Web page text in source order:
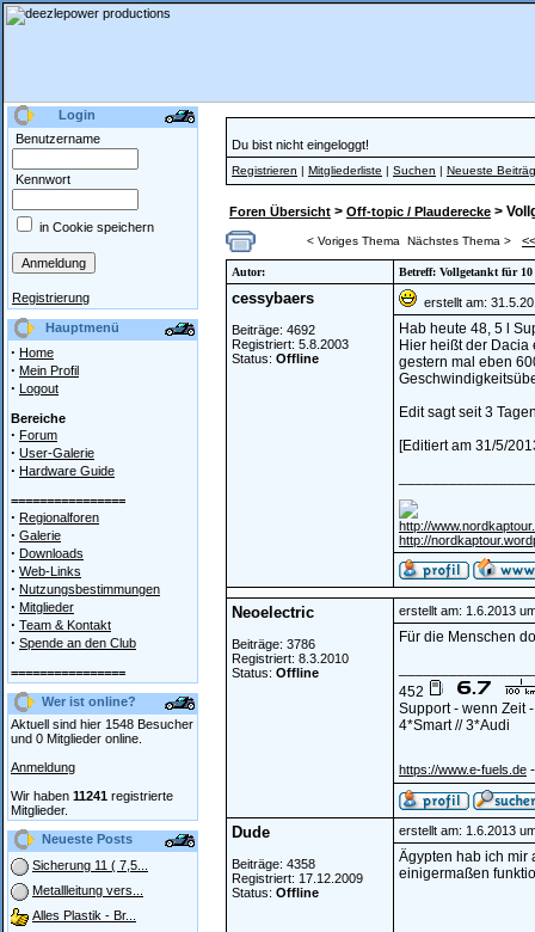
Login
Benutzername
Kennwort
in Cookie speichern
Registrierung
Hauptmenü
· Home
· Mein Profil
· Logout
Bereiche
· Forum
· User-Galerie
· Hardware Guide
================
· Regionalforen
· Galerie
· Downloads
· Web-Links
· Nutzungsbestimmungen
· Mitglieder
· Team & Kontakt
· Spende an den Club
================
Wer ist online?
Aktuell sind hier 1548 Besucher
und 0 Mitglieder online.
Anmeldung
Wir haben 11241 registrierte
Mitglieder.
Neueste Posts
Sicherung 11 ( 7,5...
Metallleitung vers...
Alles Plastik - Br...
Du bist nicht eingeloggt!
Registrieren | Mitgliederliste | Suchen | Neueste
Foren Übersicht > Off-topic / Plauderecke >
< Voriges Thema Nächstes Thema > <<
Autor: Betreff: Vollgetankt für 10
cessybaers
Beiträge: 4692
Registriert: 5.8.2003
Status: Offline
erstellt am:
Hab heute 48, 5 l
Hier heißt der Dacia
gestern mal eben
Edit sagt seit 3
[Editiert am 31/5/
http://
http://
Neoelectric
Beiträge: 3786
Registriert: 8.3.2010
Status: Offline
erstellt am: 1.6.2013
Für die Menschen
452
Support - wenn Zeit
4*Smart // 3*Audi
https://www.e-fuels.de
Dude
Beiträge: 4358
Registriert: 17.12.2009
Status: Offline
erstellt am: 1.6.2013
Ägypten hab ich mir
einigermaßen